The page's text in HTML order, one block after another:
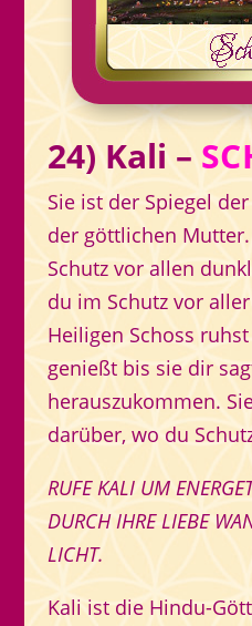
24) Kali –
Sie ist der Spiegel
der göttlichen
Schutz vor allen
du im Schutz vor
Heiligen Schoss
genießt bis sie dir
herauszukommen.
darüber, wo du
RUFE KALI UM
DURCH IHRE LIEBE
LICHT.
Kali ist die Hindu-